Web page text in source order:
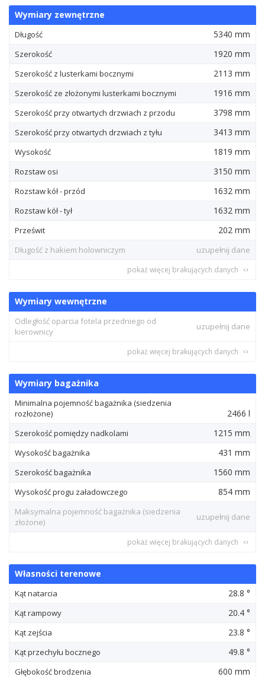
Wymiary zewnętrzne
Długość 5340 mm
Szerokość 1920 mm
Szerokość z lusterkami bocznymi 2113 mm
Szerokość ze złożonymi lusterkami bocznymi 1916 mm
Szerokość przy otwartych drzwiach z przodu 3798 mm
Szerokość przy otwartych drzwiach z tyłu 3413 mm
Wysokość 1819 mm
Rozstaw osi 3150 mm
Rozstaw kół - przód 1632 mm
Rozstaw kół - tył 1632 mm
Prześwit 202 mm
Długość z hakiem holowniczym uzupełnij dane
pokaż więcej brakujących danych
Wymiary wewnętrzne
Odległość oparcia fotela przedniego od
kierownicy
uzupełnij dane
pokaż więcej brakujących danych
Wymiary bagażnika
Minimalna pojemność bagażnika (siedzenia
rozłożone)
2466 l
Szerokość pomiędzy nadkolami 1215 mm
Wysokość bagażnika 431 mm
Szerokość bagażnika 1560 mm
Wysokość progu załadowczego 854 mm
Maksymalna pojemność bagażnika (siedzenia
złożone)
uzupełnij dane
pokaż więcej brakujących danych
Własności terenowe
Kąt natarcia 28.8 °
Kąt rampowy 20.4 °
Kąt zejścia 23.8 °
Kąt przechyłu bocznego 49.8 °
Głębokość brodzenia 600 mm